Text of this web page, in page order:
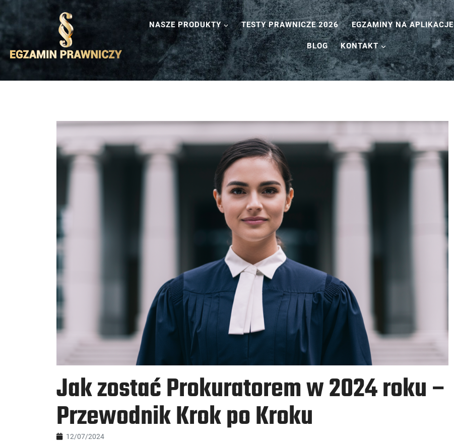
NASZE PRODUKTY TESTY PRAWNICZE 2026 EGZAMINY NA APLIKACJE
BLOG KONTAKT
Jak zostać Prokuratorem w 2024 roku –
Przewodnik Krok po Kroku
12/07/2024